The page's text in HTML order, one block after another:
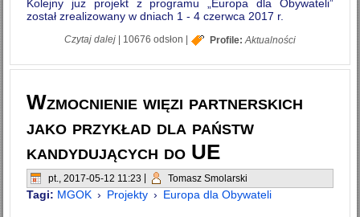
Kolejny już projekt z programu „Europa dla Obywateli”
został zrealizowany w dniach 1 - 4 czerwca 2017 r.
Czytaj dalej
wpis Projekt „Popularyzacja polityki pomocy
10676 odsłon Profile: Aktualności
Wzmocnienie więzi partnerskich
jako przykład dla państw
kandydujących do UE
pt., 2017-05-12 11:23 Tomasz Smolarski
Tagi: MGOK › Projekty › Europa dla Obywateli